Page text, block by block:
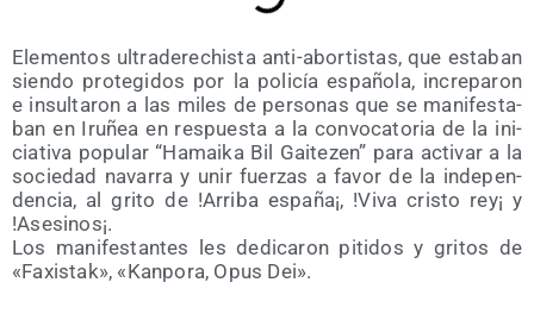
Ele­men­tos ultra­de­re­chis­ta anti-abor­tis­tas, que esta­ban
sien­do pro­te­gi­dos por la poli­cía espa­ño­la, incre­pa­ron
e insul­ta­ron a las miles de per­so­nas que se mani­fes­ta­
ban en Iru­ñea en res­pues­ta a la con­vo­ca­to­ria de la ini­
cia­ti­va popu­lar “Hamai­ka Bil Gai­te­zen” para acti­var a la
socie­dad nava­rra y unir fuer­zas a favor de la inde­pen­
den­cia, al gri­to de !Arri­ba espa­ña¡, !Viva cris­to rey¡ y
!Ase­si­nos¡.
Los mani­fes­tan­tes les dedi­ca­ron piti­dos y gri­tos de
«Faxis­tak», «Kan­po­ra, Opus Dei».